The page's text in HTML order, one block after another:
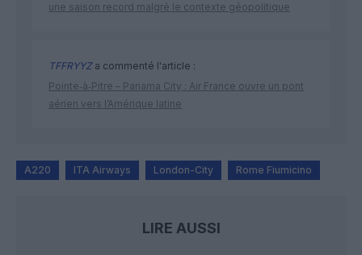
une saison record malgré le contexte géopolitique
TFFRYYZa commenté l'article :
Pointe‑à‑Pitre – Panama City : Air France ouvre un pont
aérien vers l’Amérique latine
A220 ITA Airways London-City Rome Fiumicino
LIRE AUSSI